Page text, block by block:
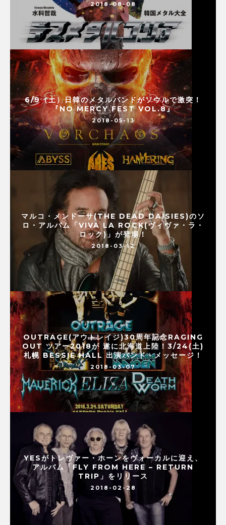
2018-08-08
6/9（土）日韓のメタルバンドがソウルで激突！
『NO MERCY FEST VOL.8』
2018-05-13
マルコ・メンドーサ(THE DEAD DAISIES)のソ
ロ・アルバム「VIVA LA ROCK(ヴィヴァ・ラ・
ロック)」が登場！
2018-03-12
OUTRAGE(アウトレイジ)30周年記念RAGING
OUT ツアー2018が 遂に北海道上陸！3/24(土)
札幌 BESSIE HALL 出演バンド・メッセージ！
2018-03-07
YESがトレヴァー・ホーンをヴォーカルに迎え、
アルバム「FLY FROM HERE – RETURN
TRIP」をリリース
2018-02-28